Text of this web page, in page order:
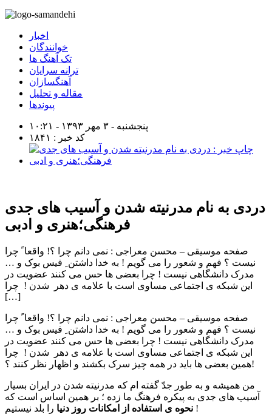
اخبار
خوانندگان
تک آهنگ ها
ترانه سرایان
آهنگسازان
مقاله و تحلیل
پیوندها
پنجشنبه - ۳ مهر ۱۳۹۳ - ۱۰:۲۱
کد خبر : ۱۸۴۱
دردی به نام مدرنیته شدن و آسیب های جدی
فرهنگی؛هنری و ادبی
صفحه موسیقی – محسن معراجی : نمی دانم چرا ؟! واقعا ً چرا
نیست ؟ فهم و شعور را می گویم ! به خدا داشتن ِ فیس بوک و …
مدرک دانشگاهی نیست ! چرا بعضی ها حس می کنند عضویت در
این شبکه ی اجتماعی مساوی است با علامه ی دهر شدن ! چرا
[…]
صفحه موسیقی – محسن معراجی : نمی دانم چرا ؟! واقعا ً چرا
نیست ؟ فهم و شعور را می گویم ! به خدا داشتن ِ فیس بوک و …
مدرک دانشگاهی نیست ! چرا بعضی ها حس می کنند عضویت در
این شبکه ی اجتماعی مساوی است با علامه ی دهر شدن ! چرا
همین بعضی ها باید در همه چیز سرک بکشند و اظهار نظر کنند ؟!
من همیشه و به طور جدّ گفته ام که مدرنیته شدن در ایران بسیار
آسیب های جدی به پیکره فرهنگ ما زده ؛ بر همین اساس است که
نحوه ی استفاده از امکانات روز دنیا را بلد نیستیم !